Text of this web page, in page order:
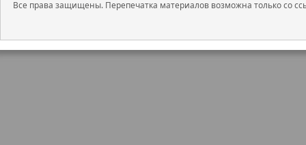
Все права защищены. Перепечатка материалов возможна только со